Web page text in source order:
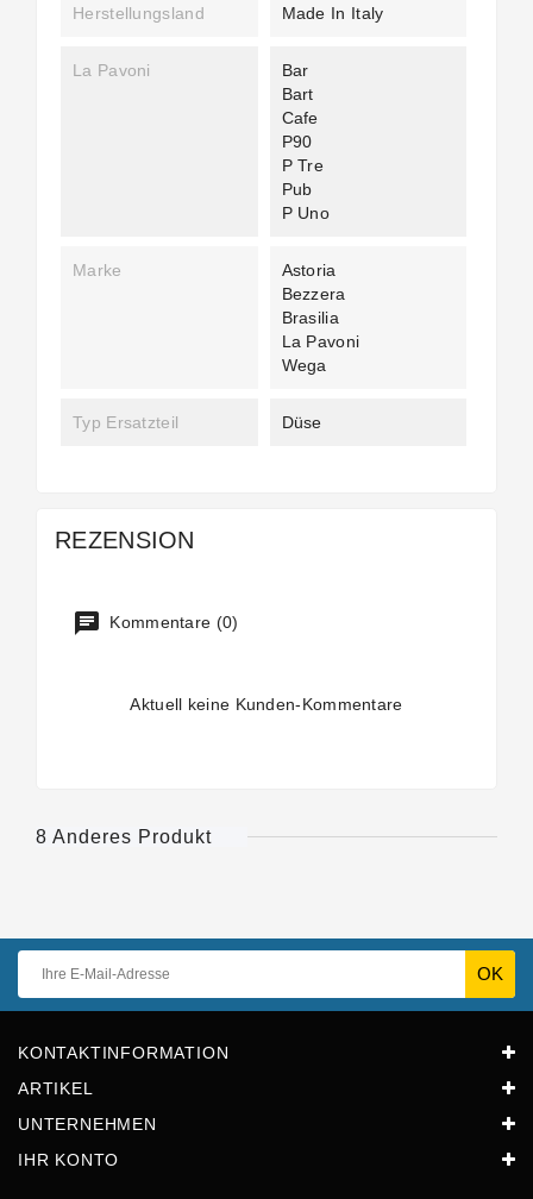
Herstellungsland Made In Italy
La Pavoni
Bar
Bart
Cafe
P90
P Tre
Pub
P Uno
Marke
Astoria
Bezzera
Brasilia
La Pavoni
Wega
Typ Ersatzteil Düse
REZENSION
Kommentare (0)
Aktuell keine Kunden-Kommentare
8 Anderes Produkt
KONTAKTINFORMATION
ARTIKEL
UNTERNEHMEN
IHR KONTO